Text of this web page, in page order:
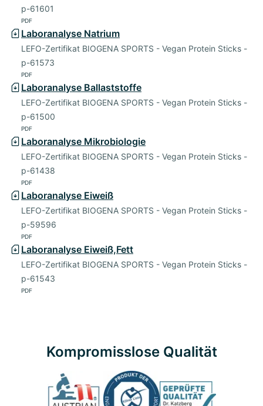
p-61601
PDF
Laboranalyse Natrium
LEFO-Zertifikat BIOGENA SPORTS - Vegan Protein Sticks -
p-61573
PDF
Laboranalyse Ballaststoffe
LEFO-Zertifikat BIOGENA SPORTS - Vegan Protein Sticks -
p-61500
PDF
Laboranalyse Mikrobiologie
LEFO-Zertifikat BIOGENA SPORTS - Vegan Protein Sticks -
p-61438
PDF
Laboranalyse Eiweiß
LEFO-Zertifikat BIOGENA SPORTS - Vegan Protein Sticks -
p-59596
PDF
Laboranalyse Eiweiß,Fett
LEFO-Zertifikat BIOGENA SPORTS - Vegan Protein Sticks -
p-61543
PDF
Kompromisslose Qualität